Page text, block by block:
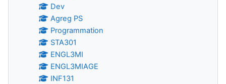
Dev
Agreg PS
Programmation
STA301
ENGL3MI
ENGL3MIAGE
INF131